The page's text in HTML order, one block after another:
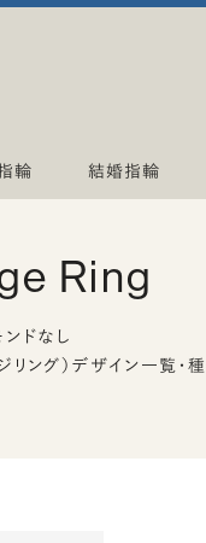
輪 結婚指輪
Ring
ドなし
リング）デザイン一覧・